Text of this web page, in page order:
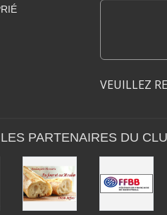
VEUILLEZ
LES PARTENAIRES DU